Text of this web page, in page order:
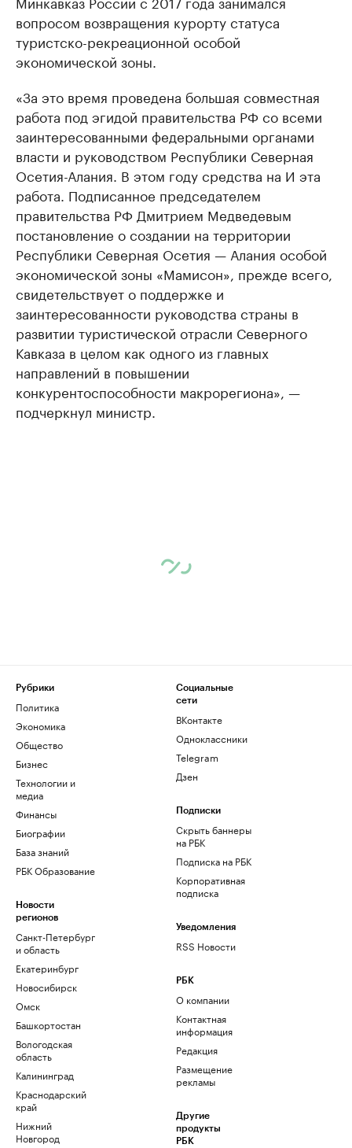
вопросом возвращения курорту статуса
туристско-рекреационной особой
экономической зоны.
«За это время проведена большая совместная
работа под эгидой правительства РФ со всеми
заинтересованными федеральными органами
власти и руководством Республики Северная
Осетия-Алания. В этом году средства на И эта
работа. Подписанное председателем
правительства РФ Дмитрием Медведевым
постановление о создании на территории
Республики Северная Осетия — Алания особой
экономической зоны «Мамисон», прежде всего,
свидетельствует о поддержке и
заинтересованности руководства страны в
развитии туристической отрасли Северного
Кавказа в целом как одного из главных
направлений в повышении
конкурентоспособности макрорегиона», —
подчеркнул министр.
Рубрики
Политика
Экономика
Общество
Бизнес
Технологии и
медиа
Финансы
Биографии
База знаний
РБК Образование
Новости
регионов
Санкт-Петербург
и область
Екатеринбург
Новосибирск
Омск
Башкортостан
Вологодская
область
Калининград
Краснодарский
край
Нижний
Новгород
Социальные
сети
ВКонтакте
Одноклассники
Telegram
Дзен
Подписки
Скрыть баннеры
на РБК
Подписка на РБК
Корпоративная
подписка
Уведомления
RSS Новости
РБК
О компании
Контактная
информация
Редакция
Размещение
рекламы
Другие
продукты
РБК